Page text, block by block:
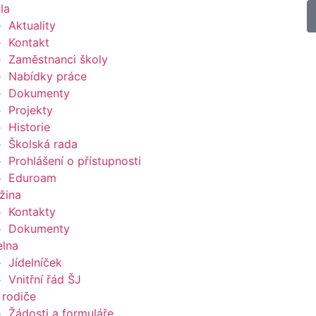
Aktuality
Kontakt
Zaměstnanci školy
Nabídky práce
Dokumenty
Projekty
Historie
Školská rada
Prohlášení o přístupnosti
Eduroam
Kontakty
Dokumenty
Jídelníček
Vnitřní řád ŠJ
rodiče
Žádosti a formuláře